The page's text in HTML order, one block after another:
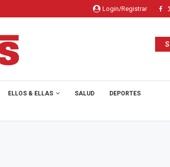
Login/Registrar
ELLOS & ELLAS SALUD DEPORTES